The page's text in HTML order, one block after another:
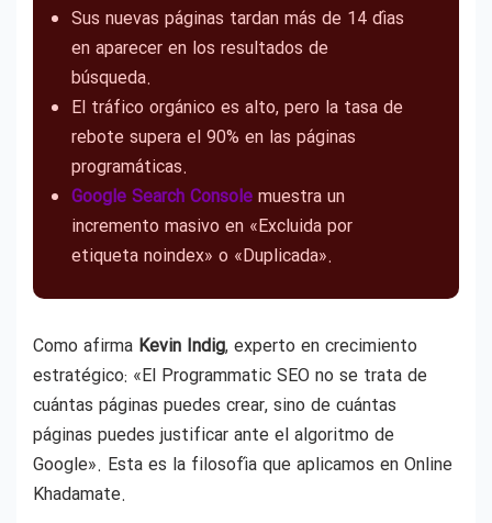
Sus nuevas páginas tardan más de 14 días
en aparecer en los resultados de
búsqueda.
El tráfico orgánico es alto, pero la tasa de
rebote supera el 90% en las páginas
programáticas.
Google Search Console muestra un
incremento masivo en «Excluida por
etiqueta noindex» o «Duplicada».
Como afirma Kevin Indig, experto en crecimiento
estratégico: «El Programmatic SEO no se trata de
cuántas páginas puedes crear, sino de cuántas
páginas puedes justificar ante el algoritmo de
Google». Esta es la filosofía que aplicamos en Online
Khadamate.